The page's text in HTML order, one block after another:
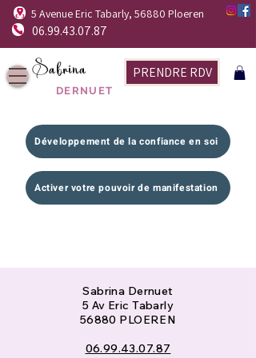
Sabrina
DERNUET
5 Avenue Eric Tabarly, 56880 Ploeren
06.99.43.07.87
PRENDRE RDV
Développement de la confiance en soi
Activer votre pouvoir de manifestation
Sabrina Dernuet
5 Av Eric Tabarly
56880 PLOEREN
06.99.43.07.87